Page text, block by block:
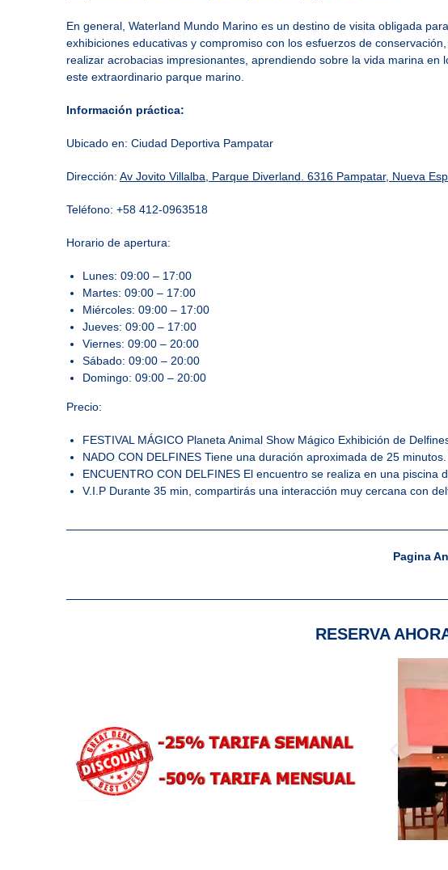
En general, Waterland Mundo Marino es un destino de visita obligada
exhibiciones educativas y compromiso con los esfuerzos de
realizar acrobacias impresionantes, aprendiendo sobre la vida marina
este extraordinario parque marino.
Información práctica:
Ubicado en: Ciudad Deportiva Pampatar
Dirección: Av Jovito Villalba, Parque Diverland. 6316 Pampatar, Nueva
Teléfono: +58 412-0963518
Horario de apertura:
Lunes: 09:00 – 17:00
Martes: 09:00 – 17:00
Miércoles: 09:00 – 17:00
Jueves: 09:00 – 17:00
Viernes: 09:00 – 20:00
Sábado: 09:00 – 20:00
Domingo: 09:00 – 20:00
Precio:
FESTIVAL MÁGICO Planeta Animal Show Mágico Exhibición de
NADO CON DELFINES Tiene una duración aproximada de 25
ENCUENTRO CON DELFINES El encuentro se realiza en una
V.I.P Durante 35 min, compartirás una interacción muy cercana con
Pagina
RESERVA